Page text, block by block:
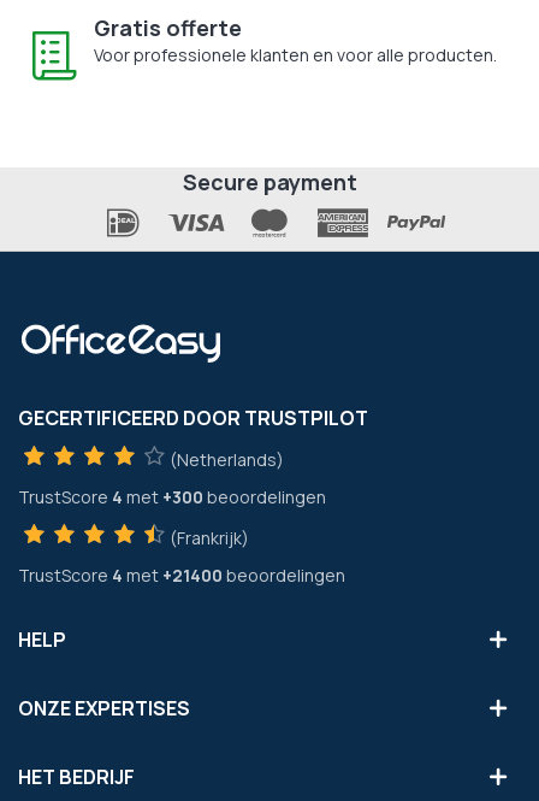
Gratis offerte
Voor professionele klanten en voor alle producten.
Secure payment
GECERTIFICEERD DOOR TRUSTPILOT
(Netherlands)
TrustScore 4 met +300 beoordelingen
(Frankrijk)
TrustScore 4 met +21400 beoordelingen
HELP
ONZE EXPERTISES
HET BEDRIJF